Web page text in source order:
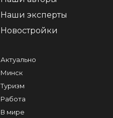
Наши эксперты
Новостройки
Актуально
Минск
Туризм
Работа
В мире